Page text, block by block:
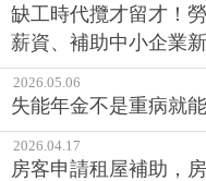
缺工時代攬才留才！
薪資、補助中小企業
2026.05.06
失能年金不是重病就
2026.04.17
房客申請租屋補助，